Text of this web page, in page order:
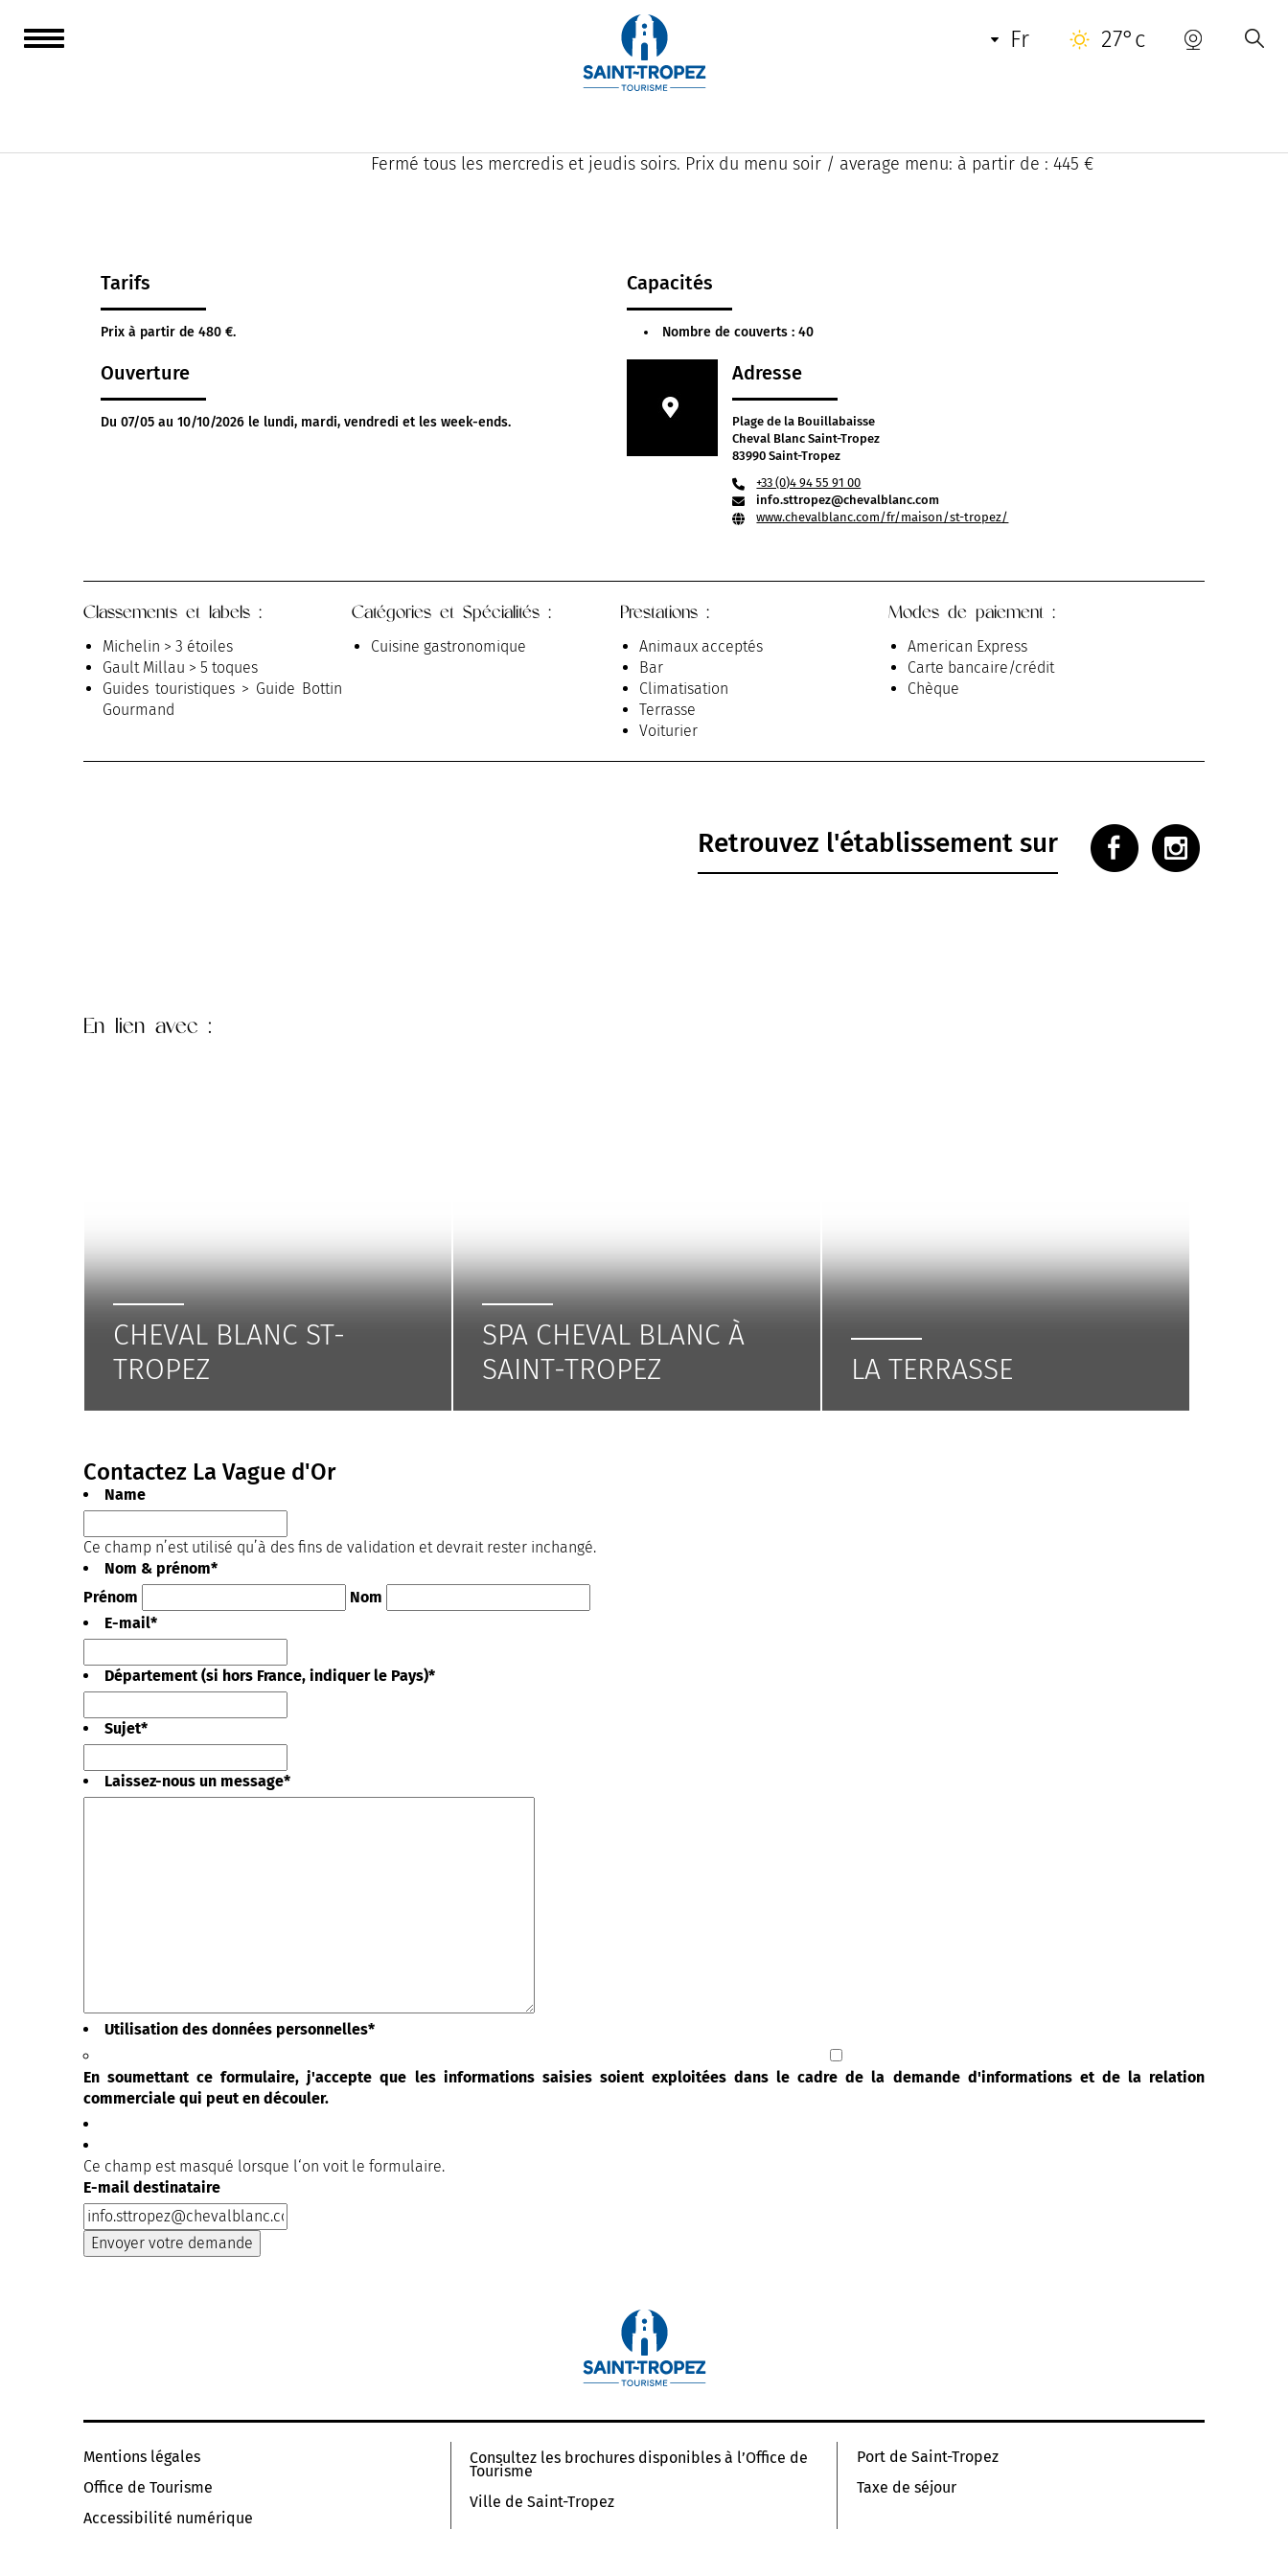
fr 27°c
Table orchestrée par le Chef Arnaud Donckele, elle met en majesté une cuisine méditerranéenne entre terre et
mer. Saluée par 3 étoiles Michelin et par 19/20 au Gault et Millau, cette cuisine est une ode à la gastronomie
Fermé tous les mercredis et jeudis soirs. Prix du menu soir / average menu: à partir de : 445 €
Tarifs
Prix à partir de 480 €.
Capacités
Nombre de couverts : 40
Ouverture
Du 07/05 au 10/10/2026 le lundi, mardi, vendredi et les week-ends.
Adresse
Plage de la Bouillabaisse
Cheval Blanc Saint-Tropez
83990 Saint-Tropez
+33 (0)4 94 55 91 00
info.sttropez@chevalblanc.com
www.chevalblanc.com/fr/maison/st-tropez/
Classements et labels :
Michelin > 3 étoiles
Gault Millau > 5 toques
Guides touristiques > Guide Bottin
Gourmand
Catégories et Spécialités :
Cuisine gastronomique
Prestations :
Animaux acceptés
Bar
Climatisation
Terrasse
Voiturier
Modes de paiement :
American Express
Carte bancaire/crédit
Chèque
Retrouvez l'établissement sur
En lien avec :
CHEVAL BLANC ST-
TROPEZ
SPA CHEVAL BLANC À
SAINT-TROPEZ
LA TERRASSE
Contactez La Vague d'Or
Name
Ce champ n’est utilisé qu’à des fins de validation et devrait rester inchangé.
Nom & prénom*
Prénom
Nom
E-mail*
Département (si hors France, indiquer le Pays)*
Sujet*
Laissez-nous un message*
Utilisation des données personnelles*
En soumettant ce formulaire, j'accepte que les informations saisies soient exploitées dans le cadre de la demande d'informations et de la relation
commerciale qui peut en découler.
Ce champ est masqué lorsque l‘on voit le formulaire.
E-mail destinataire
Mentions légales
Office de Tourisme
Accessibilité numérique
Consultez les brochures disponibles à l’Office de
Tourisme
Ville de Saint-Tropez
Port de Saint-Tropez
Taxe de séjour